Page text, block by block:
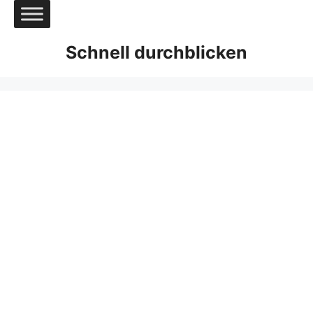
Zum
Inhalt
Schnell durchblicken